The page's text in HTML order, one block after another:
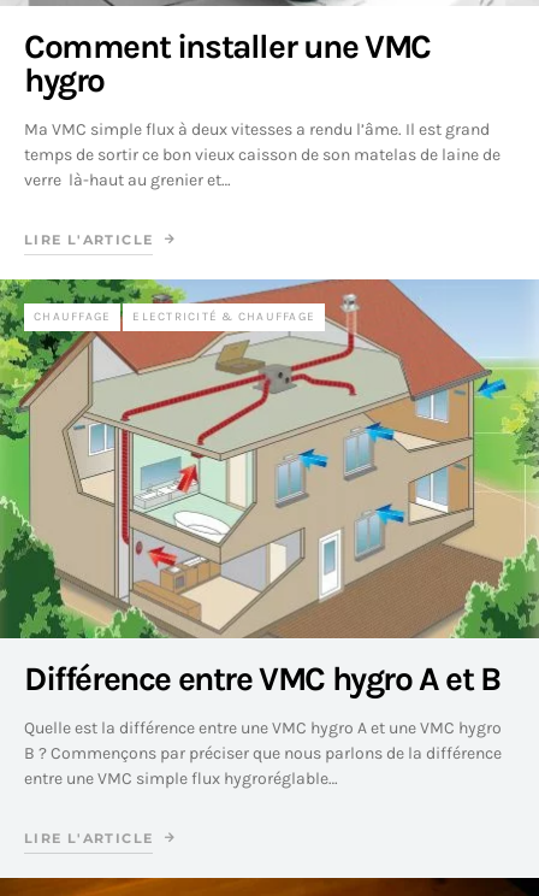
Comment installer une VMC
hygro
Ma VMC simple flux à deux vitesses a rendu l’âme. Il est grand
temps de sortir ce bon vieux caisson de son matelas de laine de
verre là-haut au grenier et…
LIRE L'ARTICLE
CHAUFFAGE ELECTRICITÉ & CHAUFFAGE
Différence entre VMC hygro A et B
Quelle est la différence entre une VMC hygro A et une VMC hygro
B ? Commençons par préciser que nous parlons de la différence
entre une VMC simple flux hygroréglable…
LIRE L'ARTICLE